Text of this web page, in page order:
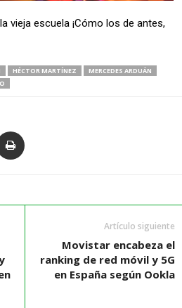
vieja escuela ¡Cómo los de antes,
HÉCTOR MARTÍNEZ
MERCEDES ARDUÁN
Artículo siguiente
Movistar encabeza el
ranking de red móvil y 5G
en España según Ookla